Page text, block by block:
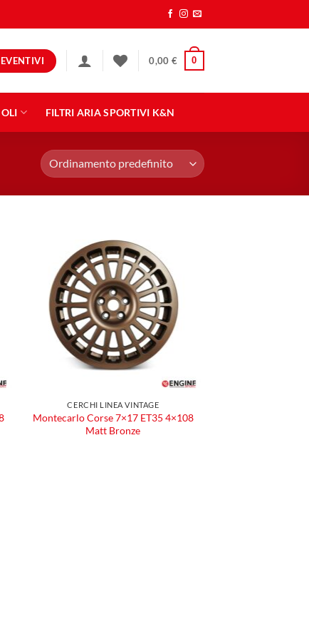
0,00 € 0
OLI FILTRI ARIA SPORTIVI K&N
Aggiungi
alla lista
dei
desideri
CERCHI LINEA VINTAGE
Montecarlo Corse 7×17 ET35 4×108
Matt Bronze